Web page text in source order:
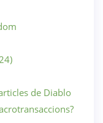
de Diablo